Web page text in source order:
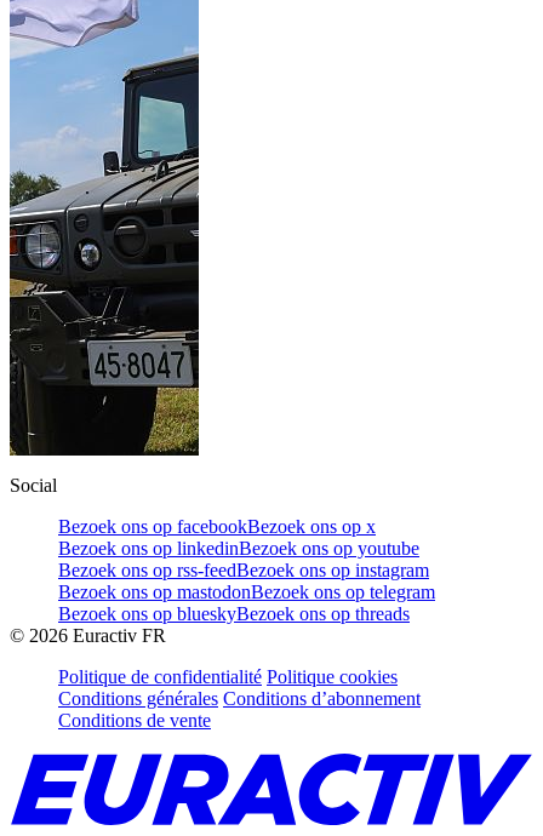
Social
Bezoek ons op facebookBezoek ons op x
Bezoek ons op linkedinBezoek ons op youtube
Bezoek ons op rss-feedBezoek ons op instagram
Bezoek ons op mastodonBezoek ons op telegram
Bezoek ons op blueskyBezoek ons op threads
© 2026 Euractiv FR
Politique de confidentialité Politique cookies
Conditions générales Conditions d’abonnement
Conditions de vente